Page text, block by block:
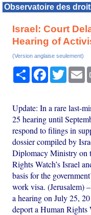
Observatoire des
Israel: Court
Hearing of
(Version anglaise seulement)
PartagerFacebook
Twitter
Update: In a rare last-
25 hearing until
respond to filings in
dossier compiled by
Diplomacy Ministry on
Rights Watch’s Israel
basis for the
work visa. (Jerusalem)
a hearing on July 25,
deport a Human